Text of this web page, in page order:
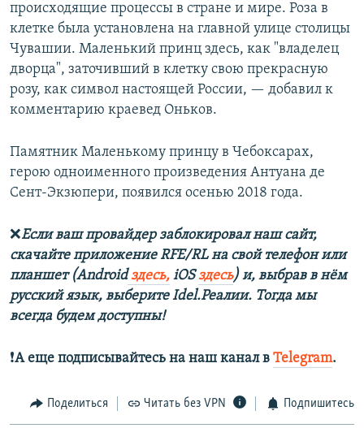
происходящие процессы в стране и мире. Роза в
клетке была установлена на главной улице столицы
Чувашии. Маленький принц здесь, как "владелец
дворца", заточивший в клетку свою прекрасную
розу, как символ настоящей России, — добавил к
комментарию краевед Оньков.
Памятник Маленькому принцу в Чебоксарах,
герою одноименного произведения Антуана де
Сент-Экзюпери, появился осенью 2018 года.
❌Если ваш провайдер заблокировал наш сайт,
скачайте приложение RFE/RL на свой телефон или
планшет (Androidздесь, iOSздесь) и, выбрав в нём
русский язык, выберите Idel.Реалии. Тогда мы
всегда будем доступны!
❗️А еще подписывайтесь на наш канал в Telegram.
Поделиться Читать без VPN Подпишитесь